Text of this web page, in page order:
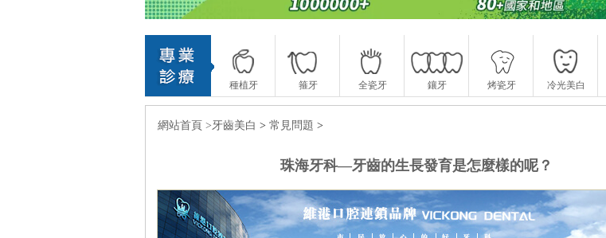
種植牙 箍牙 全瓷牙 鑲牙 烤瓷牙 冷光美白
網站首頁 >牙齒美白 > 常見問題 >
珠海牙科—牙齒的生長發育是怎麼樣的呢？